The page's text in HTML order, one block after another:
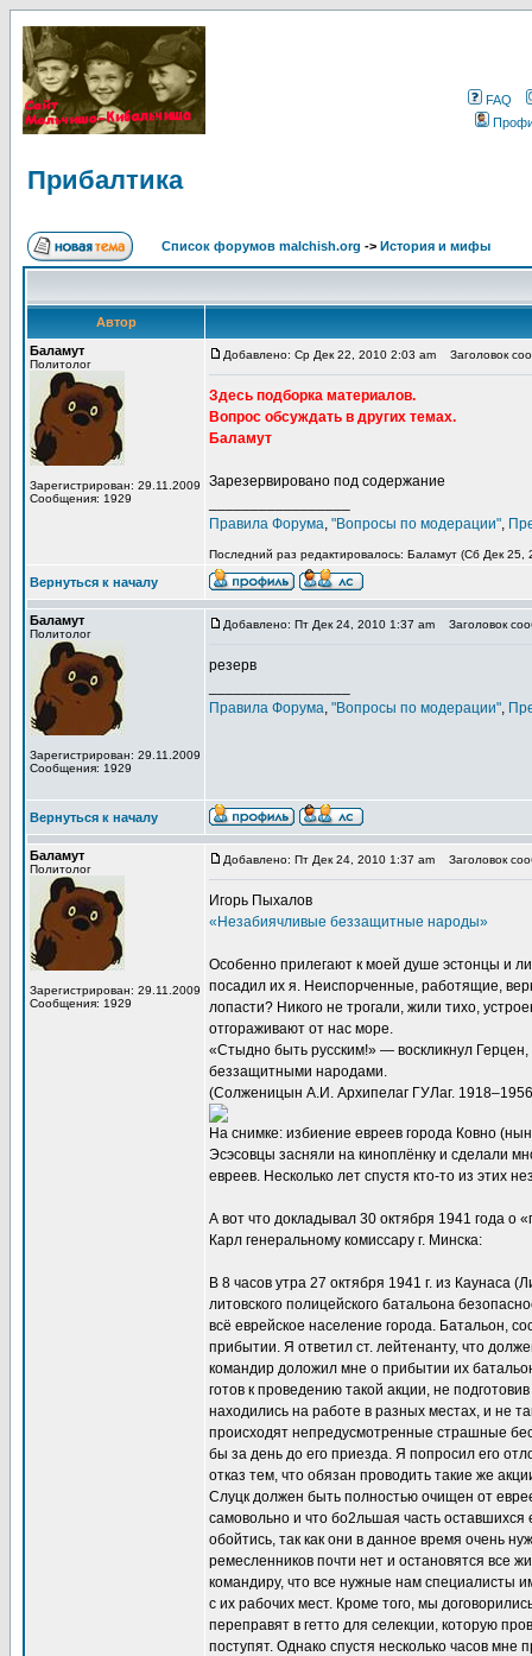
FAQ
Прибалтика
Список форумов malchish.org -> История и мифы
Автор
Баламут
Политолог
Зарегистрирован: 29.11.2009
Сообщения: 1929
Добавлено: Ср Дек 22, 2010 2:03 am Заголовок
Здесь подборка материалов.
Вопрос обсуждать в других темах.
Баламут
Зарезервировано под содержание
Правила Форума, "Вопросы по модерации",
Последний раз редактировалось: Баламут (Сб Дек 25,
Вернуться к началу
Баламут
Политолог
Зарегистрирован: 29.11.2009
Сообщения: 1929
Добавлено: Пт Дек 24, 2010 1:37 am Заголовок
резерв
Правила Форума, "Вопросы по модерации",
Вернуться к началу
Баламут
Политолог
Зарегистрирован: 29.11.2009
Сообщения: 1929
Добавлено: Пт Дек 24, 2010 1:37 am Заголовок
Игорь Пыхалов
«Незабиячливые беззащитные народы»
Особенно прилегают к моей душе эстонцы и
посадил их я. Неиспорченные, работящие,
лопасти? Никого не трогали, жили тихо,
отгораживают от нас море.
«Стыдно быть русским!» — воскликнул
беззащитными народами.
(Солженицын А.И. Архипелаг ГУЛаг.
На снимке: избиение евреев города Ковно
Эсэсовцы засняли на киноплёнку и сделали
евреев. Несколько лет спустя кто-то из этих
А вот что докладывал 30 октября 1941 года о
Карл генеральному комиссару г. Минска:
В 8 часов утра 27 октября 1941 г. из Каунаса
литовского полицейского батальона
всё еврейское население города. Батальон,
прибытии. Я ответил ст. лейтенанту, что
командир доложил мне о прибытии их
готов к проведению такой акции, не
находились на работе в разных местах, и не
происходят непредусмотренные страшные
бы за день до его приезда. Я попросил его
отказ тем, что обязан проводить такие же
Слуцк должен быть полностью очищен от
самовольно и что бо2льшая часть
обойтись, так как они в данное время очень
ремесленников почти нет и остановятся все
командиру, что все нужные нам специалисты
с их рабочих мест. Кроме того, мы
переправят в гетто для селекции, которую
поступят. Однако спустя несколько часов